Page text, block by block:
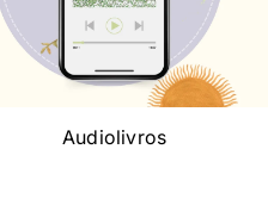
Audiolivros